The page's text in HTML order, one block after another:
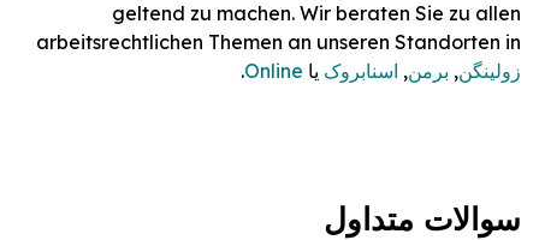
geltend zu machen. Wir beraten Sie zu allen
arbeitsrechtlichen Themen an unseren Standorten in
زولینگن, برمن, اسنابروک یا Online
.
سوالات متداول